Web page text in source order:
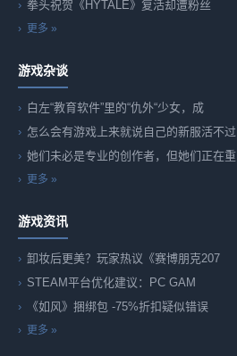
拳头祝贺《HYTALE》复活却遭粉丝
更多 »
游戏杂谈
白左“教育软件”里的“仇外“少女，成
怎么会有游戏上来就说自己的新服活不过
她们未必是专业的创作者，但她们正在重
更多 »
游戏资讯
卸妆后更美？玩家热议《赛博朋克207
STEAM平台优化建议：PC GAM
《如风》捆绑包 -75%折扣疑似错误
更多 »